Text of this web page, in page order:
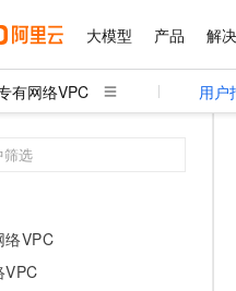
大模型 产品 解
有网络VPC 用户
络VPC
VPC
案
案
里云